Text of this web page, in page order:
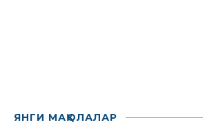
ЯНГИ МАҚОЛАЛАР